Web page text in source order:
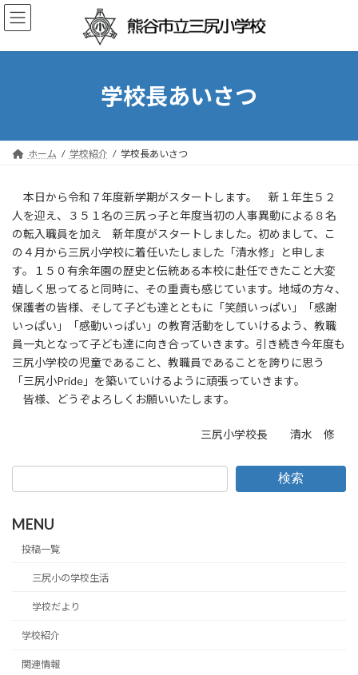
コ
ン
ン
ナ
ビ
ー
学校長あいさつ
ホーム 学校紹介 学校長あいさつ
本日から令和７年度新学期がスタートします。 新１年生５２
人を迎え、３５１名の三尻っ子と年度当初の人事異動による８名
の転入職員を加え 新年度がスタートしました。初めまして、こ
の４月から三尻小学校に着任いたしました「清水修」と申しま
す。１５０有余年園の歴史と伝統ある本校に赴任できたこと大変
嬉しく思ってると同時に、その重責も感じています。地域の方々、
保護者の皆様、そして子ども達とともに「笑顔いっぱい」「感謝
いっぱい」「感動いっぱい」の教育活動をしていけるよう、教職
員一丸となって子ども達に向き合っていきます。引き続き今年度も
三尻小学校の児童であること、教職員であることを誇りに思う
「三尻小Pride」を築いていけるように頑張っていきます。
皆様、どうぞよろしくお願いいたします。
三尻小学校長 清水 修
検索
MENU
投稿一覧
三尻小の学校生活
学校だより
学校紹介
関連情報